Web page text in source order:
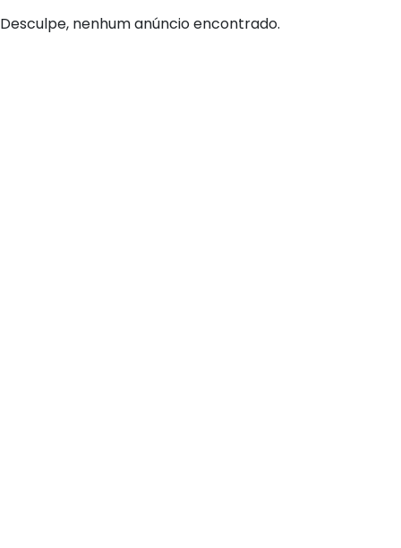
Desculpe, nenhum anúncio encontrado.